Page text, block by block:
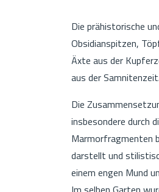
Die prähistorische
Obsidianspitzen,
Äxte aus der
aus der Samnitenzeit.
Die
insbesondere durch
Marmorfragmenten
darstellt und
einem engen Mund